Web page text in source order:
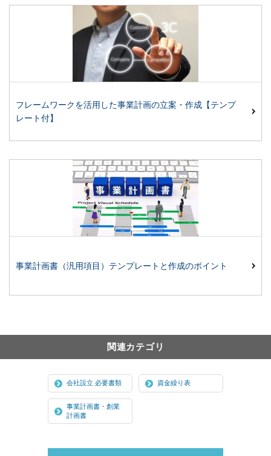
フレームワークを活用した事業計画の立案・作成【テンプ
レート付】
事業計画書（汎用項目）テンプレートと作成のポイント
関連カテゴリ
会社設立 必要書類 資金繰り表
事業計画書・創業
計画書